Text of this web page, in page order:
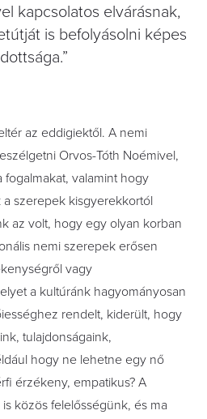
kapcsolatos elvárásnak,
is befolyásolni képes
az eddigiektől. A nemi
Orvos-Tóth Noémivel,
fogalmakat, valamint hogy
szerepek kisgyerekkortól
az volt, hogy egy olyan korban
nemi szerepek erősen
vagy
a kultúránk hagyományosan
rendelt, kiderült, hogy
tulajdonságaink,
hogy ne lehetne egy nő
érzékeny, empatikus? A
közös felelősségünk, és ma